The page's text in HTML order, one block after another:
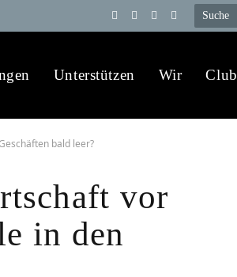
Telegram
YouTube
X
WhatsApp
Unterstützen Wir Club
bald leer?
vor
in den